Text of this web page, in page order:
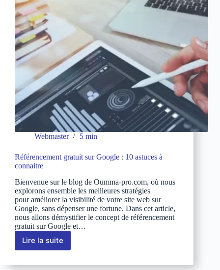
investir
est
la
clé
du
en
ligne
Webmaster 5 min
Référencement gratuit sur Google : 10 astuces à
connaitre
Bienvenue sur le blog de Oumma-pro.com, où nous
explorons ensemble les meilleures stratégies
pour améliorer la visibilité de votre site web sur
Google, sans dépenser une fortune. Dans cet article,
nous allons démystifier le concept de référencement
gratuit sur Google et…
Lire la suiteRéférencement
gratuit
sur